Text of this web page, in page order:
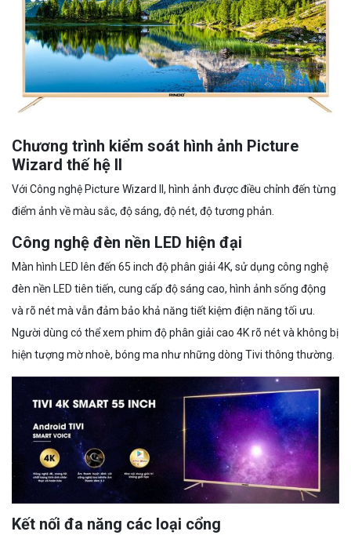
Chương trình kiểm soát hình ảnh Picture
Wizard thế hệ II
Với Công nghệ Picture Wizard II, hình ảnh được điều chỉnh đến từng
điểm ảnh về màu sắc, độ sáng, độ nét, độ tương phản.
Công nghệ đèn nền LED hiện đại
Màn hình LED lên đến 65 inch độ phân giải 4K, sử dụng công nghệ
đèn nền LED tiên tiến, cung cấp độ sáng cao, hình ảnh sống động
và rõ nét mà vẫn đảm bảo khả năng tiết kiệm điện năng tối ưu.
Người dùng có thể xem phim độ phân giải cao 4K rõ nét và không bị
hiện tượng mờ nhoè, bóng ma như những dòng Tivi thông thường.
Kết nối đa năng các loại cổng